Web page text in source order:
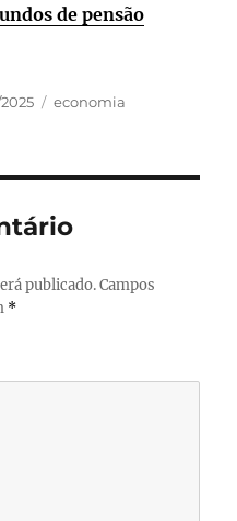
de pensão
Categorias
economia
publicado. Campos
*